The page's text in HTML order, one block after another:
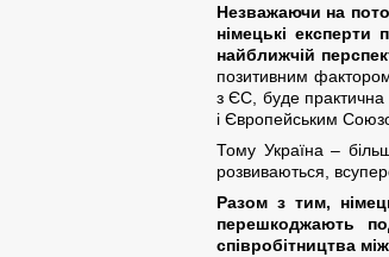
Незважаючи на
німецькі
найближчій
позитивним
з ЄС, буде практична
і Європейським
Тому Україна –
розвиваються,
Разом з тим,
перешкоджають
співробітництва